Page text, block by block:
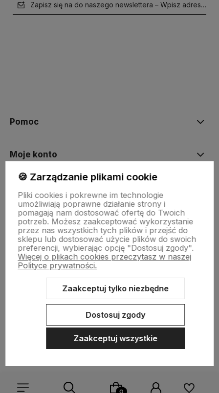
Zapisz się na do naszego newslettera – Wpisz adres e-
Pomoc
Moje konto
O nas
Sklep internetowy Shoper.pl Szablon Shoper Modern 3.0™
🍪 Zarządzanie plikami cookie
Pliki cookies i pokrewne im technologie
umożliwiają poprawne działanie strony i
pomagają nam dostosować ofertę do Twoich
potrzeb. Możesz zaakceptować wykorzystanie
przez nas wszystkich tych plików i przejść do
sklepu lub dostosować użycie plików do swoich
preferencji, wybierając opcję "Dostosuj zgody".
Więcej o plikach cookies przeczytasz w naszej
Polityce prywatności.
Zaakceptuj tylko niezbędne
Dostosuj zgody
Zaakceptuj wszystkie